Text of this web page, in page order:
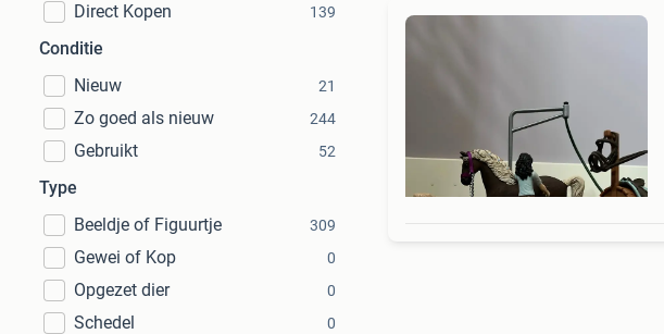
Direct Kopen
139
Conditie
Nieuw
21
Zo goed als nieuw 244
Gebruikt 52
Type
Beeldje of Figuurtje
309
Gewei of Kop 0
Opgezet dier 0
Schedel 0